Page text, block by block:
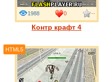
Контр крафт 4
1988 0 --
HTML5